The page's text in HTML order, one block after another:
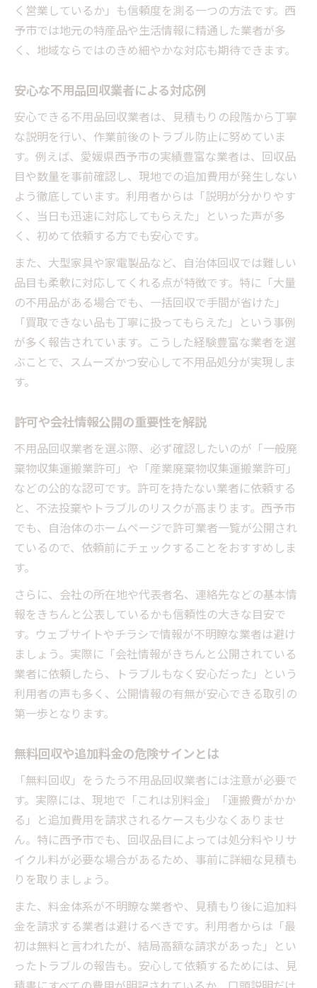
見積もり比較が不用品回収成功のポイント
不用品回収前の準備で押さえたい注意点
買取と不用品回収を併用するコツ
不用品回収で安心できる依頼方法の選び方
自治体と民間の不用品回収の違いを比較
不用品回収の費用や手間を分かりやすく整
理
粗大ゴミと不用品回収サービスの選び方
自治体と民間の不用品回収を利用する際の
注意点
西予市で不用品回収を賢く使い分ける方法
西予市で暮らし快適にする回収サービス活用法
不用品回収を活用した快適な暮らしの実現
西予市の特産品や地域情報も賢く活用
不用品回収と地域サービスを組み合わせる
方法
不用品回収を通じたコミュニティの広がり
く営業しているか」も信頼度を測る一つの方法です。西
予市では地元の特産品や生活情報に精通した業者が多
く、地域ならではのきめ細やかな対応も期待できます。
安心な不用品回収業者による対応例
安心できる不用品回収業者は、見積もりの段階から丁寧
な説明を行い、作業前後のトラブル防止に努めていま
す。例えば、愛媛県西予市の実績豊富な業者は、回収品
目や数量を事前確認し、現地での追加費用が発生しない
よう徹底しています。利用者からは「説明が分かりやす
く、当日も迅速に対応してもらえた」といった声が多
く、初めて依頼する方でも安心です。
また、大型家具や家電製品など、自治体回収では難しい
品目も柔軟に対応してくれる点が特徴です。特に「大量
の不用品がある場合でも、一括回収で手間が省けた」
「買取できない品も丁寧に扱ってもらえた」という事例
が多く報告されています。こうした経験豊富な業者を選
ぶことで、スムーズかつ安心して不用品処分が実現しま
す。
許可や会社情報公開の重要性を解説
不用品回収業者を選ぶ際、必ず確認したいのが「一般廃
棄物収集運搬業許可」や「産業廃棄物収集運搬業許可」
などの公的な認可です。許可を持たない業者に依頼する
と、不法投棄やトラブルのリスクが高まります。西予市
でも、自治体のホームページで許可業者一覧が公開され
ているので、依頼前にチェックすることをおすすめしま
す。
さらに、会社の所在地や代表者名、連絡先などの基本情
報をきちんと公表しているかも信頼性の大きな目安で
す。ウェブサイトやチラシで情報が不明瞭な業者は避け
ましょう。実際に「会社情報がきちんと公開されている
業者に依頼したら、トラブルもなく安心だった」という
利用者の声も多く、公開情報の有無が安心できる取引の
第一歩となります。
無料回収や追加料金の危険サインとは
「無料回収」をうたう不用品回収業者には注意が必要で
す。実際には、現地で「これは別料金」「運搬費がかか
る」と追加費用を請求されるケースも少なくありませ
ん。特に西予市でも、回収品目によっては処分料やリサ
イクル料が必要な場合があるため、事前に詳細な見積も
りを取りましょう。
また、料金体系が不明瞭な業者や、見積もり後に追加料
金を請求する業者は避けるべきです。利用者からは「最
初は無料と言われたが、結局高額な請求があった」とい
ったトラブルの報告も。安心して依頼するためには、見